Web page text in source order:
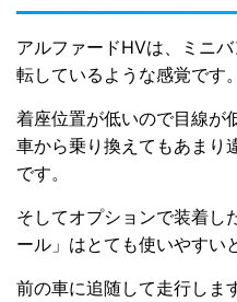
アルファードHVは、ミニ
転しているような感覚です。
着座位置が低いので目線が
車から乗り換えてもあまり
です。
そしてオプションで装着し
ール」はとても使いやすい
前の車に追随して走行しま